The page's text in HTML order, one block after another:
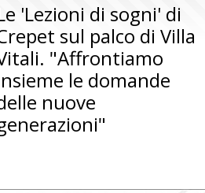
'Lezioni di sogni' di
sul palco di Villa
"Affrontiamo
le domande
nuove